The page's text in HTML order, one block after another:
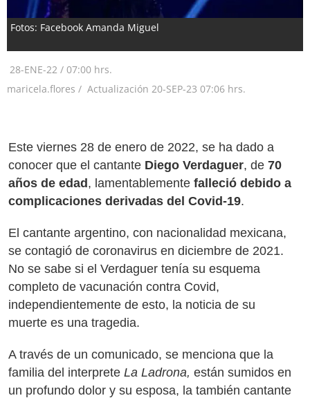
Fotos: Facebook Amanda Miguel
28-ENE-22 / 07:00 hrs.
maricela.flores / Actualización 20-SEP-23 07:06 hrs.
Este viernes 28 de enero de 2022, se ha dado a
conocer que el cantante Diego Verdaguer, de 70
años de edad , lamentablemente falleció debido a
complicaciones derivadas del Covid-19.
El cantante argentino, con nacionalidad mexicana,
se contagió de coronavirus en diciembre de 2021.
No se sabe si el Verdaguer tenía su esquema
completo de vacunación contra Covid,
independientemente de esto, la noticia de su
muerte es una tragedia.
A través de un comunicado, se menciona que la
familia del interprete La Ladrona, están sumidos en
un profundo dolor y su esposa, la también cantante